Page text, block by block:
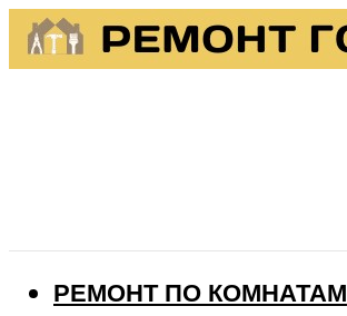
РЕМОНТ ПО КОМНАТАМ